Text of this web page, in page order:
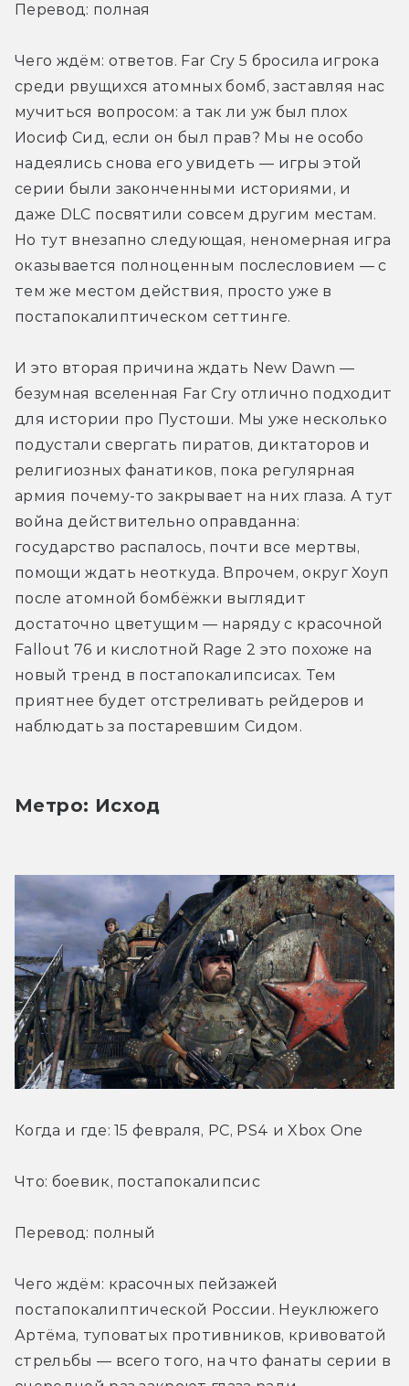
Перевод: полная
Чего ждём: ответов. Far Cry 5 бросила игрока
среди рвущихся атомных бомб, заставляя нас
мучиться вопросом: а так ли уж был плох
Иосиф Сид, если он был прав? Мы не особо
надеялись снова его увидеть — игры этой
серии были законченными историями, и
даже DLС посвятили совсем другим местам.
Но тут внезапно следующая, неномерная игра
оказывается полноценным послесловием — с
тем же местом действия, просто уже в
постапокалиптическом сеттинге.
И это вторая причина ждать New Dawn —
безумная вселенная Far Cry отлично подходит
для истории про Пустоши. Мы уже несколько
подустали свергать пиратов, диктаторов и
религиозных фанатиков, пока регулярная
армия почему-то закрывает на них глаза. А тут
война действительно оправданна:
государство распалось, почти все мертвы,
помощи ждать неоткуда. Впрочем, округ Хоуп
после атомной бомбёжки выглядит
достаточно цветущим — наряду с красочной
Fallout 76 и кислотной Rage 2 это похоже на
новый тренд в постапокалипсисах. Тем
приятнее будет отстреливать рейдеров и
наблюдать за постаревшим Сидом.
Метро: Исход
Когда и где: 15 февраля, PC, PS4 и Xbox One
Что: боевик, постапокалипсис
Перевод: полный
Чего ждём: красочных пейзажей
постапокалиптической России. Неуклюжего
Артёма, туповатых противников, кривоватой
стрельбы — всего того, на что фанаты серии в